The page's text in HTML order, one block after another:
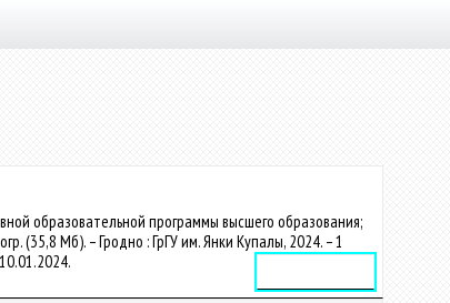
образовательной программы высшего образования;
(35,8 Мб). – Гродно : ГрГУ им. Янки Купалы, 2024. – 1